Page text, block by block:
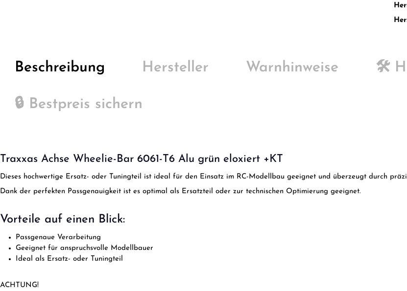
Beschreibung Hersteller Warnhinweise 🛠️
🔒 Bestpreis sichern
Traxxas Achse Wheelie-Bar 6061-T6 Alu grün eloxiert +KT
Dieses hochwertige Ersatz- oder Tuningteil ist ideal für den Einsatz im RC-Modellbau geeignet und überzeugt durch
Dank der perfekten Passgenauigkeit ist es optimal als Ersatzteil oder zur technischen Optimierung geeignet.
Vorteile auf einen Blick:
Passgenaue Verarbeitung
Geeignet für anspruchsvolle Modellbauer
Ideal als Ersatz- oder Tuningteil
ACHTUNG!